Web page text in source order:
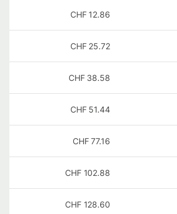
12.86
CHF
25.72
CHF
38.58
CHF
51.44
CHF
77.16
CHF
102.88
CHF
128.60
CHF